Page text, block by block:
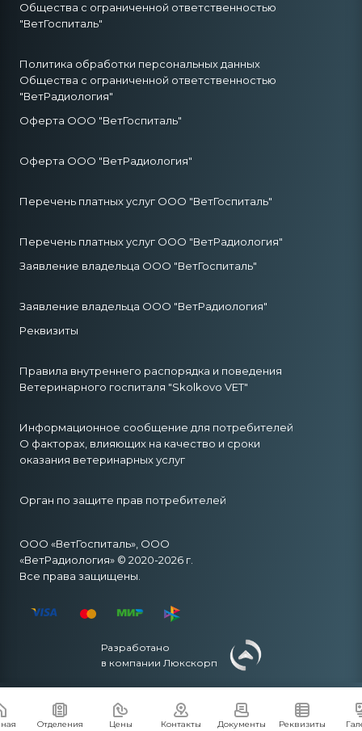
Общества с ограниченной ответственностью
"ВетГоспиталь"
Политика обработки персональных данных
Общества с ограниченной ответственностью
"ВетРадиология"
Оферта ООО "ВетГоспиталь"
Оферта ООО "ВетРадиология"
Перечень платных услуг ООО "ВетГоспиталь"
Перечень платных услуг ООО "ВетРадиология"
Заявление владельца ООО "ВетГоспиталь"
Заявление владельца ООО "ВетРадиология"
Реквизиты
Правила внутреннего распорядка и поведения
Ветеринарного госпиталя "Skolkovo VET"
Информационное сообщение для потребителей
О факторах, влияющих на качество и сроки
оказания ветеринарных услуг
Орган по защите прав потребителей
ООО «ВетГоспиталь», ООО
«ВетРадиология» © 2020-2026 г.
Все права защищены.
Разработано
в компании Люкскорп
Отделения Цены Контакты Документы Реквизиты